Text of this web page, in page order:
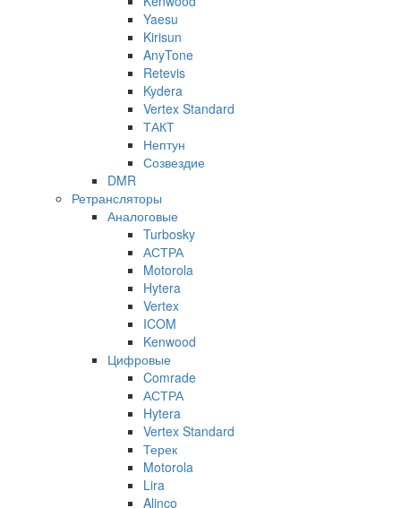
Yaesu
Kirisun
AnyTone
Retevis
Kydera
Vertex Standard
ТАКТ
Нептун
Созвездие
DMR
Ретрансляторы
Аналоговые
Turbosky
АСТРА
Motorola
Hytera
Vertex
ICOM
Kenwood
Цифровые
Comrade
АСТРА
Hytera
Vertex Standard
Терек
Motorola
Lira
Alinco